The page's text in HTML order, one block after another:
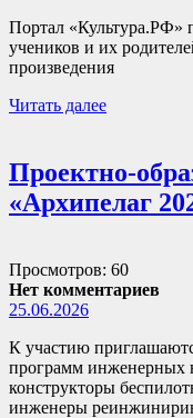
Портал «Культура.РФ»
учеников и их
произведения
Читать далее
Проектно-
«Архипелаг
Просмотров: 60
Нет комментариев
25.06.2026
К участию
программ инженерных
конструкторы
инженеры